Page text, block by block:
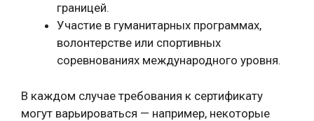
границей.
Участие в гуманитарных программах,
волонтерстве или спортивных
соревнованиях международного уровня.
В каждом случае требования к сертификату
могут варьироваться — например, некоторые